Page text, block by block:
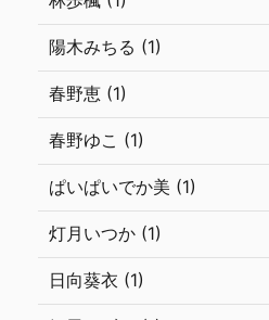
陽木みちる (1)
春野恵 (1)
春野ゆこ (1)
ぱいぱいでか美 (1)
灯月いつか (1)
日向葵衣 (1)